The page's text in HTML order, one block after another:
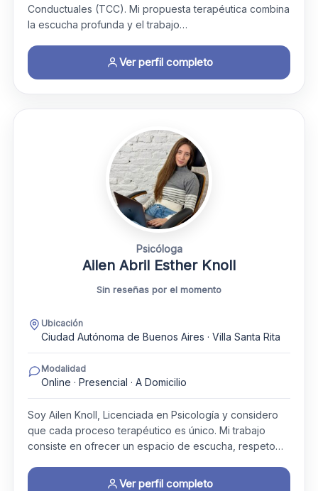
Conductuales (TCC). Mi propuesta terapéutica combina
la escucha profunda y el trabajo…
Ver perfil completo
Psicóloga
Ailen Abril Esther Knoll
Sin reseñas por el momento
Ubicación
Ciudad Autónoma de Buenos Aires · Villa Santa Rita
Modalidad
Online · Presencial · A Domicilio
Soy Ailen Knoll, Licenciada en Psicología y considero
que cada proceso terapéutico es único. Mi trabajo
consiste en ofrecer un espacio de escucha, respeto…
Ver perfil completo